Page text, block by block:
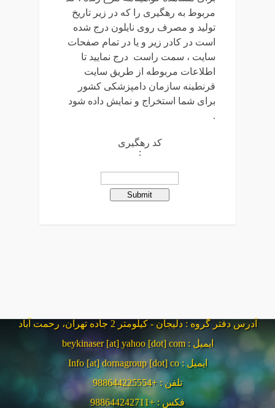
مربوط به رهگیری را که در زیر تاریخ
تولید و مصرف روی نایلون درج شده
است در کادر زیر و یا در تمام صفحات
سایت ، سمت راست درج نمایید تا
اطلاعات مربوطه از طریق سایت
قرنطینه سازمان دامپزشکی کشور
برای شما استخراج و نمایش داده شود
.
کد رهگیری
:
آدرس دفتر گروه : دلیجان - کیلومتر 2 جاده تهران، رحمت آباد
ایمیل : beykinaser [at] yahoo [dot] com
ایمیل : Info [at] dornagroup [dot] co
تلفن : +988644225554
فکس : +988644242711